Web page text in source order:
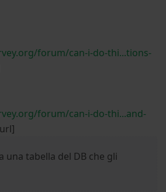
forum/can-i-do-thi...tions-
forum/can-i-do-thi...and-
una tabella del DB che gli